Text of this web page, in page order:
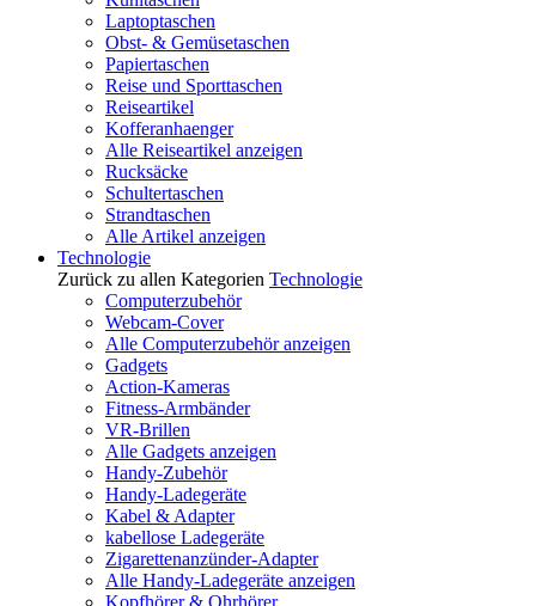
Laptoptaschen
Obst- & Gemüsetaschen
Papiertaschen
Reise und Sporttaschen
Reiseartikel
Kofferanhaenger
Alle Reiseartikel anzeigen
Rucksäcke
Schultertaschen
Strandtaschen
Alle Artikel anzeigen
Technologie
Zurück zu allen Kategorien Technologie
Computerzubehör
Webcam-Cover
Alle Computerzubehör anzeigen
Gadgets
Action-Kameras
Fitness-Armbänder
VR-Brillen
Alle Gadgets anzeigen
Handy-Zubehör
Handy-Ladegeräte
Kabel & Adapter
kabellose Ladegeräte
Zigarettenanzünder-Adapter
Alle Handy-Ladegeräte anzeigen
Kopfhörer & Ohrhörer